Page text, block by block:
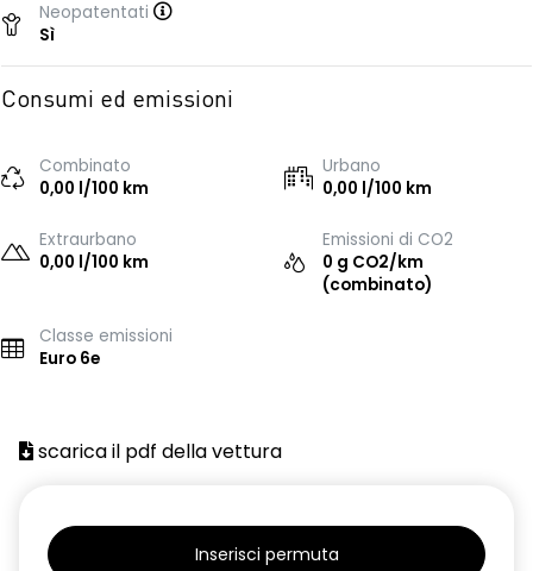
Neopatentati
Sì
Consumi ed emissioni
Combinato
0,00 l/100 km
Urbano
0,00 l/100 km
Extraurbano
0,00 l/100 km
Emissioni di CO2
0 g CO2/km
(combinato)
Classe emissioni
Euro 6e
scarica il pdf della vettura
Inserisci permuta